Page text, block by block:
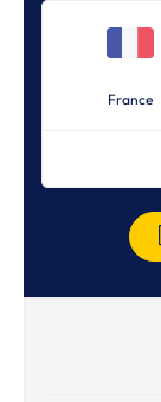
France